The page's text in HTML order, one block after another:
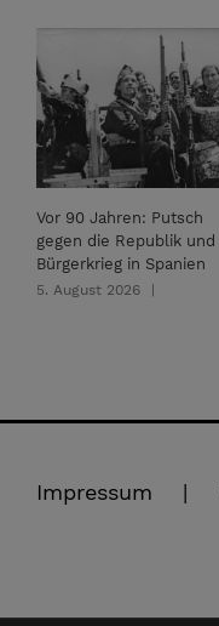
Vor 90 Jahren: Putsch
gegen die Republik und
Bürgerkrieg in Spanien
5. August 2026 |
Impressum